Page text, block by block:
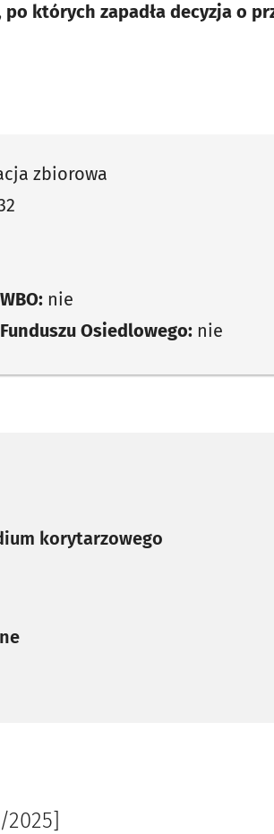
których zapadła decyzja o
zbiorowa
nie
Osiedlowego: nie
Zadanie
korytarzowego
Zadanie